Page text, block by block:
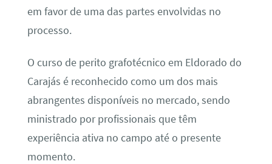
em favor de uma das partes envolvidas no
processo.
O curso de perito grafotécnico em Eldorado do
Carajás é reconhecido como um dos mais
abrangentes disponíveis no mercado, sendo
ministrado por profissionais que têm
experiência ativa no campo até o presente
momento.